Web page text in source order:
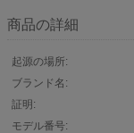
商品の詳細
起源の場所:
ブランド名:
証明:
モデル番号: